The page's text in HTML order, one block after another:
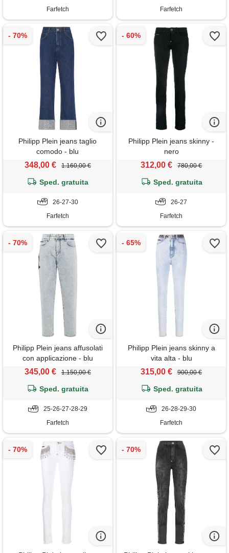
Farfetch
Farfetch
Philipp Plein jeans taglio
comodo - blu
348,00 € 1.160,00 €
Sped. gratuita
26-27-30
Farfetch
Philipp Plein jeans skinny -
nero
312,00 € 780,00 €
Sped. gratuita
26-27
Farfetch
Philipp Plein jeans affusolati
con applicazione - blu
345,00 € 1.150,00 €
Sped. gratuita
25-26-27-28-29
Farfetch
Philipp Plein jeans skinny a
vita alta - blu
315,00 € 900,00 €
Sped. gratuita
26-28-29-30
Farfetch